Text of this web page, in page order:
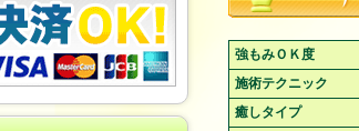
強もみＯＫ度
施術テクニック
癒しタイプ